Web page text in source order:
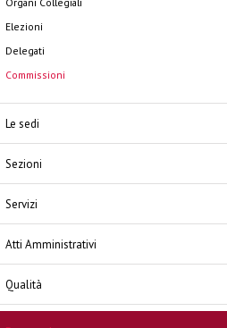
Elezioni
Delegati
Commissioni
Le sedi
Sezioni
Servizi
Atti Amministrativi
Qualità